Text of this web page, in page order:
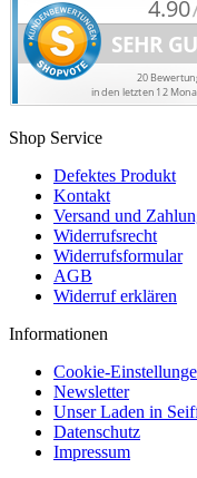
Shop Service
Defektes Produkt
Kontakt
Versand und
Widerrufsrecht
Widerrufsformular
AGB
Widerruf erklären
Informationen
Cookie-
Newsletter
Unser Laden in
Datenschutz
Impressum